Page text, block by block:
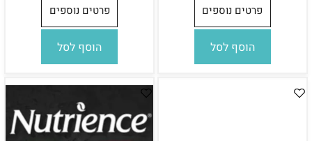
פרטים נוספים
הוסף לסל
פרטים נוספים
הוסף לסל